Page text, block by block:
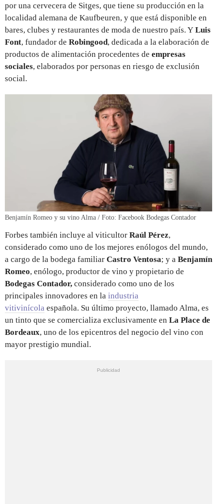
por una cervecera de Sitges, que tiene su producción en la
localidad alemana de Kaufbeuren, y que está disponible en
bares, clubes y restaurantes de moda de nuestro país. Y Luis
Font, fundador de Robingood, dedicada a la elaboración de
productos de alimentación procedentes de empresas
sociales, elaborados por personas en riesgo de exclusión
social.
Benjamín Romeo y su vino Alma / Foto: Facebook Bodegas Contador
Forbes también incluye al viticultor Raúl Pérez,
considerado como uno de los mejores enólogos del mundo,
a cargo de la bodega familiar Castro Ventosa; y a Benjamín
Romeo, enólogo, productor de vino y propietario de
Bodegas Contador, considerado como uno de los
principales innovadores en la industria
vitivinícola española. Su último proyecto, llamado Alma, es
un tinto que se comercializa exclusivamente en La Place de
Bordeaux, uno de los epicentros del negocio del vino con
mayor prestigio mundial.